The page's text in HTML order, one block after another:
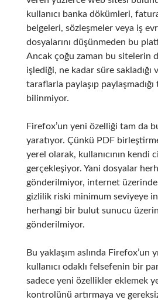
kullanıcı banka dökümleri,
belgeleri, sözleşmeler veya iş
dosyalarını düşünmeden bu
Ancak çoğu zaman bu sitelerin
işlediği, ne kadar süre sakladığı
taraflarla paylaşıp
bilinmiyor.
Firefox’un yeni özelliği tam da
yaratıyor. Çünkü PDF
yerel olarak, kullanıcının kendi
gerçekleşiyor. Yani dosyalar
gönderilmiyor, internet
gizlilik riski minimum seviyeye
herhangi bir bulut sunucu
gönderilmiyor.
Bu yaklaşım aslında Firefox’un
kullanıcı odaklı felsefenin bir
sadece yeni özellikler eklemek
kontrolünü artırmaya ve